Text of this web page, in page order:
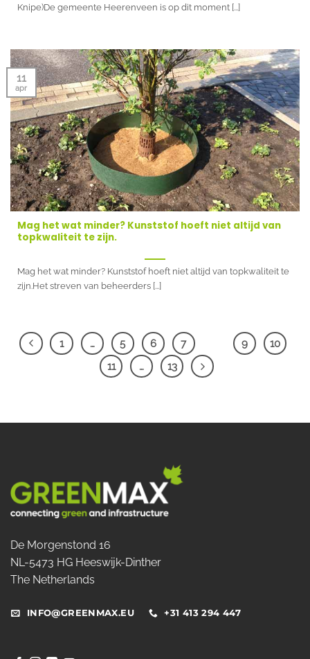
Knipe)De gemeente Heerenveen is op dit moment [...]
Mag het wat minder? Kunststof hoeft niet altijd van
topkwaliteit te zijn.
Mag het wat minder? Kunststof hoeft niet altijd van topkwaliteit te
zijn.Het streven van beheerders [...]
11
apr
1 … 5 6 7 9
10
11
… 13
De Morgenstond 16
NL-5473 HG Heeswijk-Dinther
The Netherlands
INFO@GREENMAX.EU +31 413 294 447